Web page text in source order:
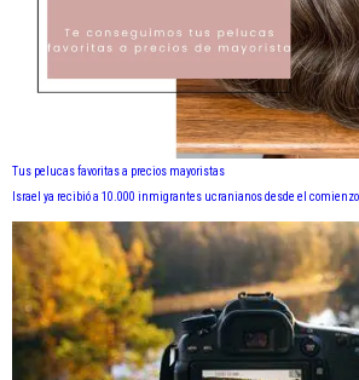
Tus pelucas favoritas a precios mayoristas
Israel ya recibió a 10.000 inmigrantes ucranianos desde el